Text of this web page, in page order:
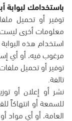
باستخدامك لبوابة
توفير أو تحميل
معلومات أخرى ليست
استخدام هذه
مرغوب فيه، أو أي
توفير أو تحميل
تالفة.
نشر أو إعلان أو
للسمعة أو انتهاكاً
العامة، أو أي مواد